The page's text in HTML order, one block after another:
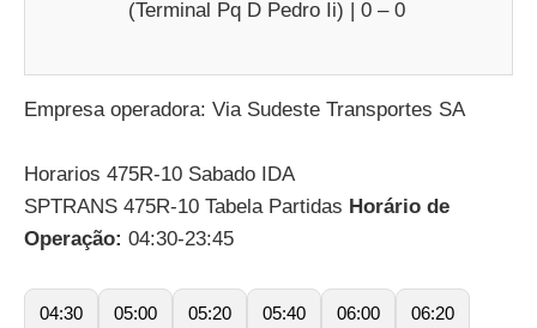
(Terminal Pq D Pedro Ii) | 0 – 0
Empresa operadora: Via Sudeste Transportes SA
Horarios 475R-10 Sabado IDA
SPTRANS 475R-10 Tabela Partidas Horário de
Operação: 04:30-23:45
04:30 05:00 05:20 05:40 06:00 06:20